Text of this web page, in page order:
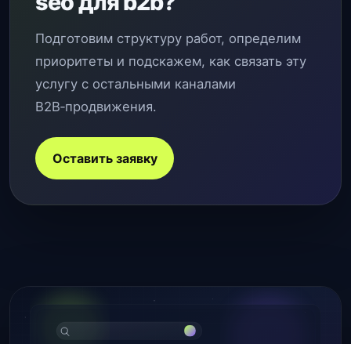
Подготовим структуру работ, определим
приоритеты и подскажем, как связать эту
услугу с остальными каналами
B2B‑продвижения.
Оставить заявку